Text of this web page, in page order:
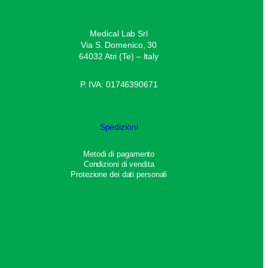
Medical Lab Srl
Via S. Domenico, 30
64032 Atri (Te) – Italy
P. IVA: 01746390671
Spedizioni
Metodi di pagamento
Condizioni di vendita
Protezione dei dati personali